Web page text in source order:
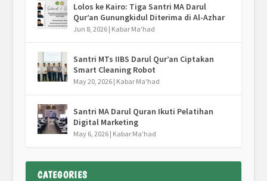
Lolos ke Kairo: Tiga Santri MA Darul
Qur’an Gunungkidul Diterima di Al-Azhar
Jun 8, 2026| Kabar Ma'had
Santri MTs IIBS Darul Qur’an Ciptakan
Smart Cleaning Robot
May 20, 2026| Kabar Ma'had
Santri MA Darul Quran Ikuti Pelatihan
Digital Marketing
May 6, 2026| Kabar Ma'had
CATEGORIES